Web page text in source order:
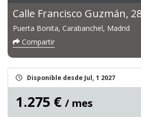
Calle Francisco Guzmán,
Puerta Bonita, Carabanchel, Madrid
Compartir
Disponible desde Jul, 1 2027
1.275 € / mes